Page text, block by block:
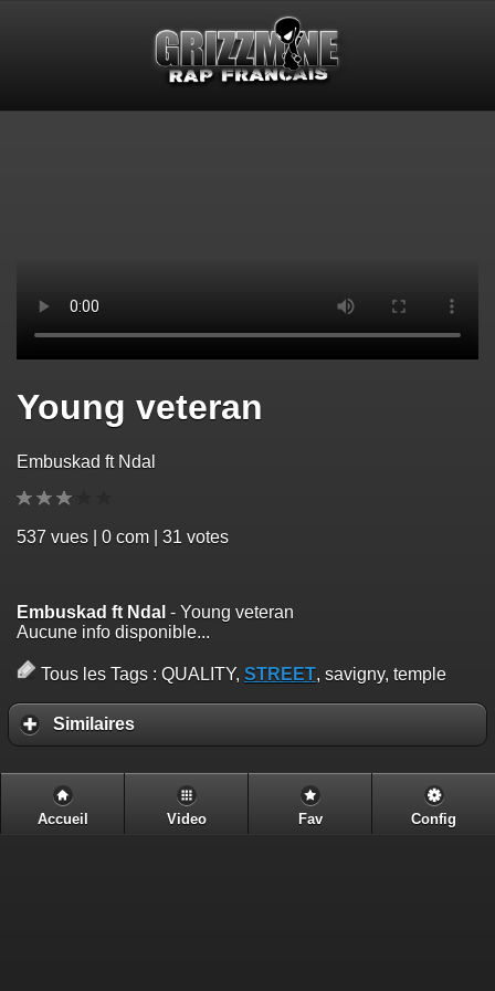
Young veteran
Embuskad ft Ndal
537 vues | 0 com | 31 votes
Embuskad ft Ndal - Young veteran
Aucune info disponible...
Tous les Tags : QUALITY, STREET, savigny, temple
Similaires
Accueil Video Fav Config